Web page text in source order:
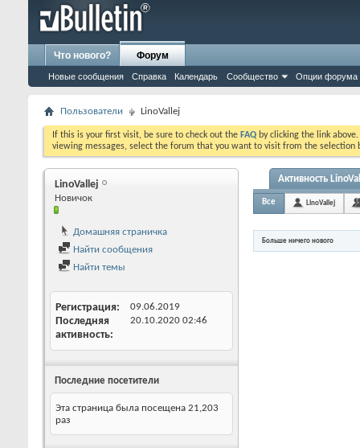
Что нового? Форум
Новые сообщения Справка Календарь Сообщество Опции форума
Пользователи LinoVallej
If this is your first visit, be sure to check out the FAQ by clicking the link
viewing messages, select the forum that you want to visit from the selection
LinoVallej
Новичок
Домашняя страничка
Найти сообщения
Найти темы
Регистрация 09.06.2019
Последняя
активность
20.10.2020 02:46
Последние посетители
Эта страница была посещена 21,203
раз
Активность
Все LinoVallej
Больше ничего нового